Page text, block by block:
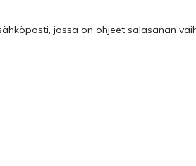
jossa on ohjeet salasanan